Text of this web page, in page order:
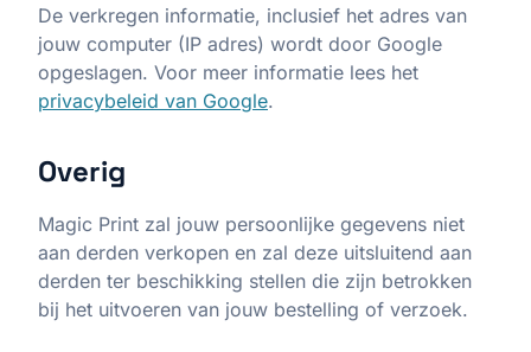
De verkregen informatie, inclusief het adres van
jouw computer (IP adres) wordt door Google
opgeslagen. Voor meer informatie lees het
privacybeleid van Google.
Overig
Magic Print zal jouw persoonlijke gegevens niet
aan derden verkopen en zal deze uitsluitend aan
derden ter beschikking stellen die zijn betrokken
bij het uitvoeren van jouw bestelling of verzoek.